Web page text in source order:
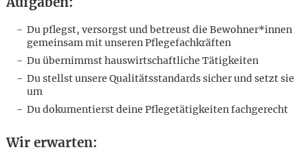
Du pflegst, versorgst und betreust die Bewohner*innen
gemeinsam mit unseren Pflegefachkräften
Du übernimmst hauswirtschaftliche Tätigkeiten
Du stellst unsere Qualitätsstandards sicher und setzt sie
um
Du dokumentierst deine Pflegetätigkeiten fachgerecht
Wir erwarten:
Karte anzeigen